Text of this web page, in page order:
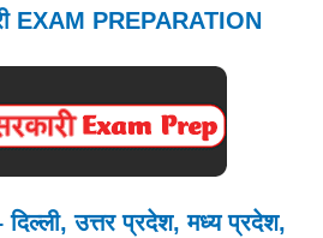
EXAM PREPARATION
उत्तर प्रदेश, मध्य प्रदेश,